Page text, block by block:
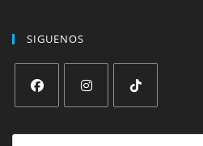
SIGUENOS
abre
abre
abre
Búsqueda